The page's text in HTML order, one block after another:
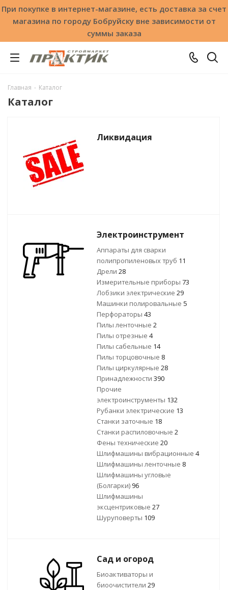
При покупке в интернет-магазине, есть доставка за счет
магазина по городу Бобруйску вне зависимости от
суммы заказа
Главная - Каталог
Каталог
Ликвидация
Электроинструмент
Аппараты для сварки
полипропиленовых труб 11
Дрели 28
Измерительные приборы 73
Лобзики электрические 29
Машинки полировальные 5
Перфораторы 43
Пилы ленточные 2
Пилы отрезные 4
Пилы сабельные 14
Пилы торцовочные 8
Пилы циркулярные 28
Принадлежности 390
Прочие
электроинструменты 132
Рубанки электрические 13
Станки заточные 18
Станки распиловочные 2
Фены технические 20
Шлифмашины вибрационные 4
Шлифмашины ленточные 8
Шлифмашины угловые
(Болгарки) 96
Шлифмашины
эксцентриковые 27
Шуруповерты 109
Сад и огород
Биоактиваторы и
биоочистители 29